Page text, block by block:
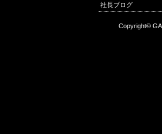
社長ブログ
Copyright©